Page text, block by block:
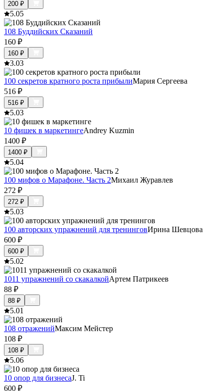
200 ₽
5.05
108 Буддийских Сказаний
160 ₽
160 ₽
3.03
100 секретов кратного роста прибылиМария Сергеева
516 ₽
516 ₽
5.03
10 фишек в маркетингеAndrey Kuzmin
1400 ₽
1400 ₽
5.04
100 мифов о Марафоне. Часть 2Михаил Журавлев
272 ₽
272 ₽
5.03
100 авторских упражнений для тренинговИрина Шевцова
600 ₽
600 ₽
5.02
1011 упражнений со скакалкойАртем Патрикеев
88 ₽
88 ₽
5.01
108 отраженийМаксим Мейстер
108 ₽
108 ₽
5.06
10 опор для бизнесаJ. Ti
600 ₽